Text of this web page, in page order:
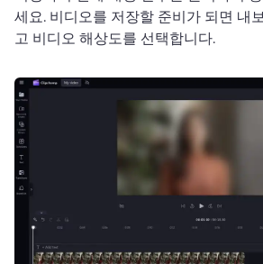
세요. 비디오를 저장할 준비가 되면 내
고 비디오 해상도를 선택합니다.